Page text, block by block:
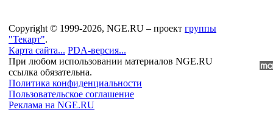
Copyright © 1999-2026, NGE.RU – проект группы
"Текарт".
Карта сайта... PDA-версия...
При любом использовании материалов NGE.RU
ссылка обязательна.
Политика конфиденциальности
Пользовательское соглашение
Реклама на NGE.RU